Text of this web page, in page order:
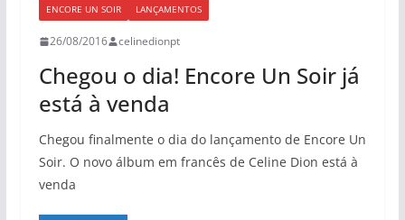
ENCORE UN SOIR LANÇAMENTOS
26/08/2016 celinedionpt
Chegou o dia! Encore Un Soir já
está à venda
Chegou finalmente o dia do lançamento de Encore Un
Soir. O novo álbum em francês de Celine Dion está à
venda